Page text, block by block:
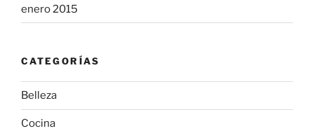
enero 2015
CATEGORÍAS
Belleza
Cocina